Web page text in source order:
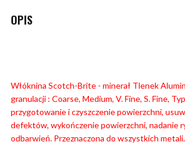
OPIS
Włóknina Scotch-Brite - minerał Tlenek
granulacji : Coarse, Medium, V. Fine, S. Fine,
przygotowanie i czyszczenie powierzchni,
defektów, wykończenie powierzchni, nadanie
odbarwień. Przeznaczona do wszystkich metali.